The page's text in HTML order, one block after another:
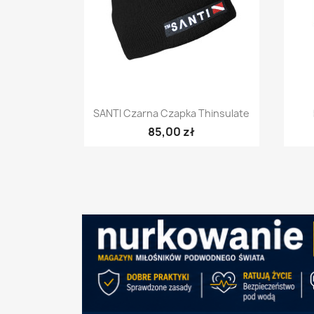
Szybki podgląd
SANTI Czarna Czapka Thinsulate
85,00 zł